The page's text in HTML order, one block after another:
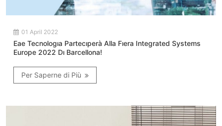
01 April 2022
Eae Tecnologıa Partecıperà Alla Fıera Integrated Systems
Europe 2022 Dı Barcellona!
Per Saperne di Più